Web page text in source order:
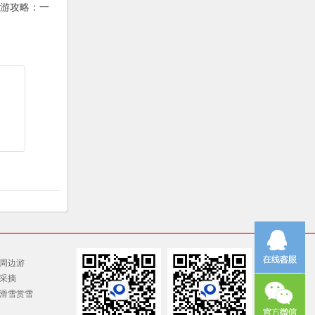
好玩吗 游
周边游
采摘
滑雪赏雪